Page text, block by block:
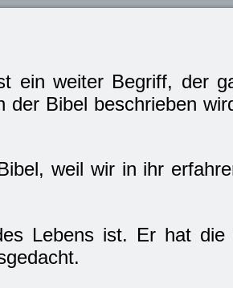
ein weiter Begriff, der
Bibel beschrieben
weil wir in ihr
Lebens ist. Er hat die